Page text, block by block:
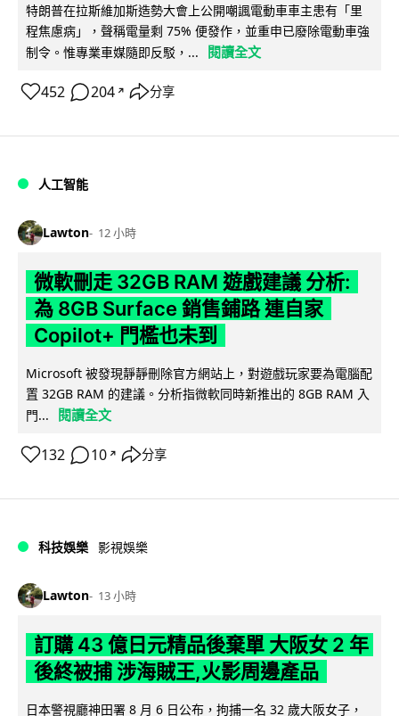
特朗普在拉斯維加斯造勢大會上公開嘲諷電動車車主患有「里
程焦慮病」，聲稱電量剩 75% 便發作，並重申已廢除電動車強
制令。惟專業車媒隨即反駁，...
閱讀全文
452 204 ↗ 分享
人工智能
Lawton 12 小時
微軟刪走 32GB RAM 遊戲建議 分析:
為 8GB Surface 銷售鋪路 連自家
Copilot+ 門檻也未到
Microsoft 被發現靜靜刪除官方網站上，對遊戲玩家要為電腦配
置 32GB RAM 的建議。分析指微軟同時新推出的 8GB RAM 入
門...
閱讀全文
132 10 ↗ 分享
科技娛樂 影視娛樂
Lawton 13 小時
訂購 43 億日元精品後棄單 大阪女 2 年
後終被捕 涉海賊王,火影周邊產品
日本警視廳神田署 8 月 6 日公布，拘捕一名 32 歲大阪女子，